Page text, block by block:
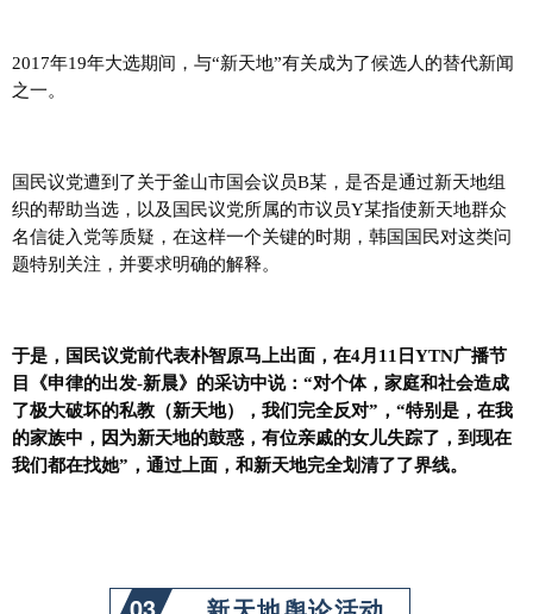
2017年19年大选期间，与“新天地”有关成为了候选人的替代新闻
之一。
国民议党遭到了关于釜山市国会议员B某，是否是通过新天地组
织的帮助当选，以及国民议党所属的市议员Y某指使新天地群众
名信徒入党等质疑，在这样一个关键的时期，韩国国民对这类问
题特别关注，并要求明确的解释。
于是，国民议党前代表朴智原马上出面，在4月11日YTN广播节
目《申律的出发-新晨》的采访中说：“对个体，家庭和社会造成
了极大破坏的私教（新天地），我们完全反对”，“特别是，在我
的家族中，因为新天地的鼓惑，有位亲戚的女儿失踪了，到现在
我们都在找她”，通过上面，和新天地完全划清了了界线。